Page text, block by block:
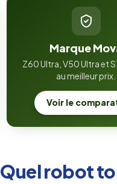
Marque
Z60 Ultra, V50 Ultra et
au meilleur prix.
Voir le
Quel robot